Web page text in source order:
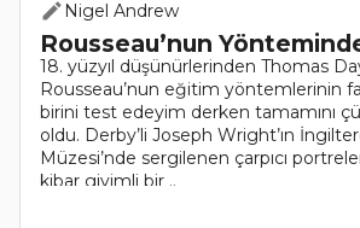
Nigel Andrew
Rousseau’nun
18. yüzyıl düşünürlerinden Thomas
Rousseau’nun eğitim yöntemlerinin
birini test edeyim derken tamamını
oldu. Derby’li Joseph Wright’ın
Müzesi’nde sergilenen çarpıcı
kibar giyimli bir ..